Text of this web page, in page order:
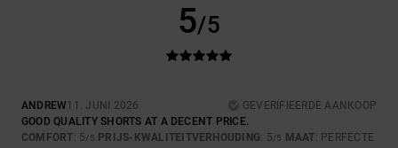
5/5
ANDREW11. JUNI 2026
GEVERIFIEERDE AANKOOP
GOOD QUALITY SHORTS AT A DECENT PRICE.
COMFORT: 5/5 PRIJS-KWALITEITVERHOUDING: 5/5 MAAT: PERFECTE